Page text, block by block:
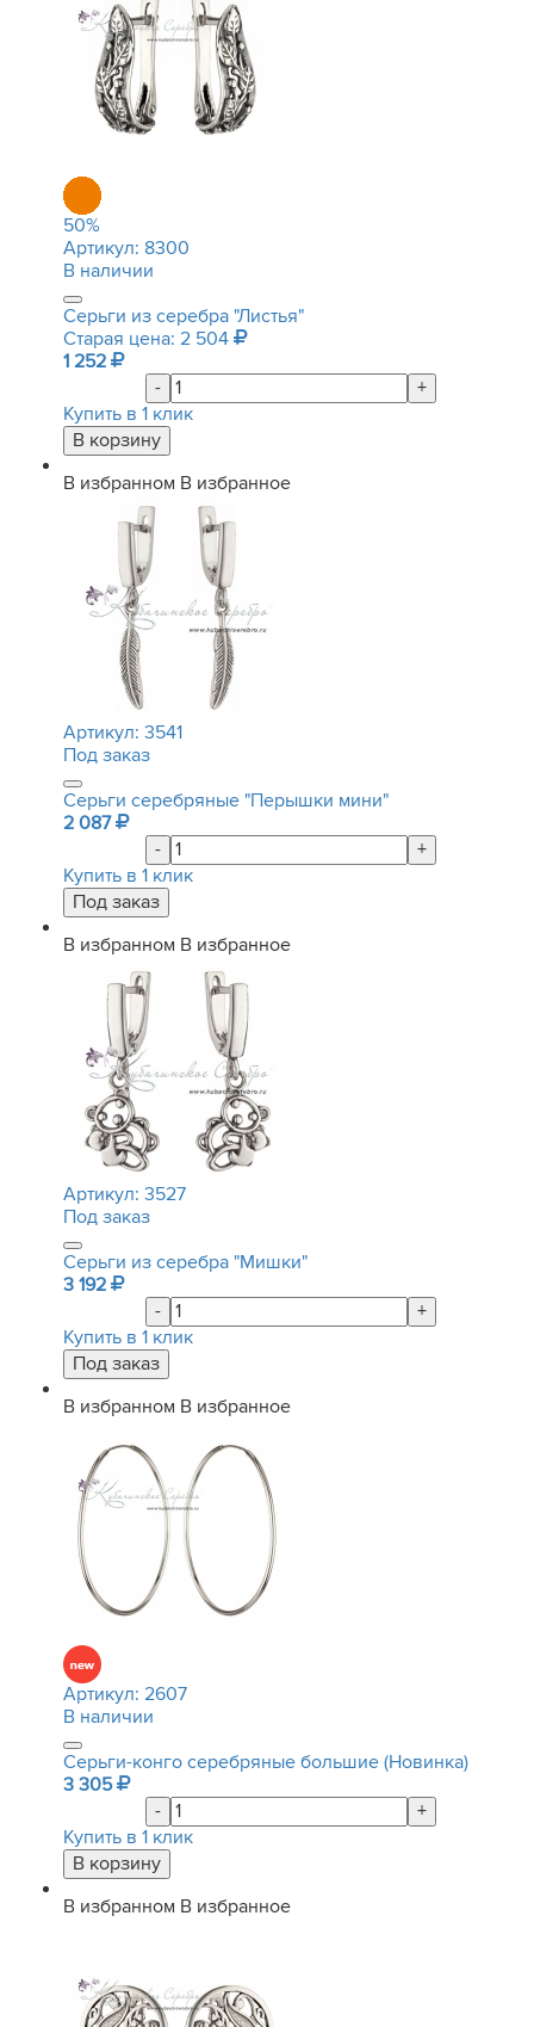
50%
Артикул: 8300
В наличии
Серьги из серебра "Листья"
Старая цена: 2 504
1 252
-
+
Купить в 1 клик
В избранном В избранное
Артикул: 3541
Под заказ
Серьги серебряные "Перышки мини"
2 087
-
+
Купить в 1 клик
В избранном В избранное
Артикул: 3527
Под заказ
Серьги из серебра "Мишки"
3 192
-
+
Купить в 1 клик
В избранном В избранное
Артикул: 2607
В наличии
Серьги-конго серебряные большие (Новинка)
3 305
-
+
Купить в 1 клик
В избранном В избранное